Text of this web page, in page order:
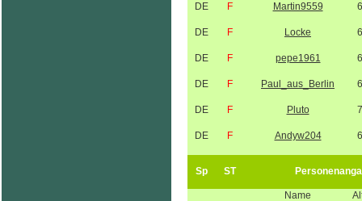
DE F Martin9559
DE F Locke
DE F pepe1961
DE F Paul_aus_Berlin
DE F Pluto
DE F Andyw204
Sp ST
Name